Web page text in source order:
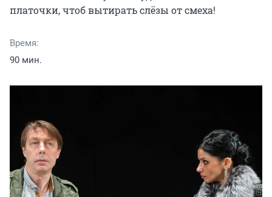
платочки, чтоб вытирать слёзы от смеха!
Время:
90 мин.